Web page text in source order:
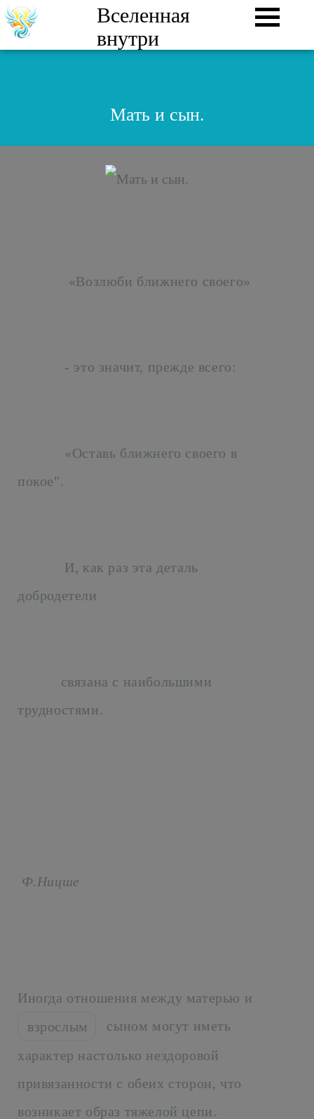
Вселенная
внутри
Мать и сын.
«Возлюби ближнего своего»
- это значит, прежде всего:
«Оставь ближнего своего в
покое".
И, как раз эта деталь
добродетели
связана с наибольшими
трудностями.
Ф.Ницше
Иногда отношения между матерью и
взрослым
сыном могут иметь
характер настолько нездоровой
привязанности с обеих сторон, что
возникает образ тяжелой цепи.